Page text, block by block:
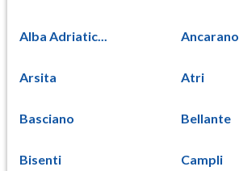
Alba Adriatic... Ancarano
Arsita Atri
Basciano Bellante
Bisenti Campli